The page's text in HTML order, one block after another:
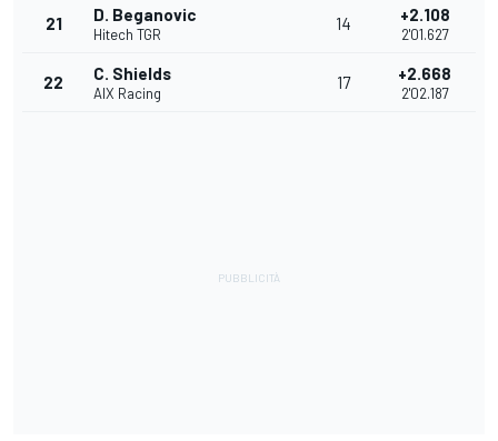
21 D. Beganovic
Hitech TGR
14 +2.108
2'01.627
22 C. Shields
AIX Racing
17 +2.668
2'02.187